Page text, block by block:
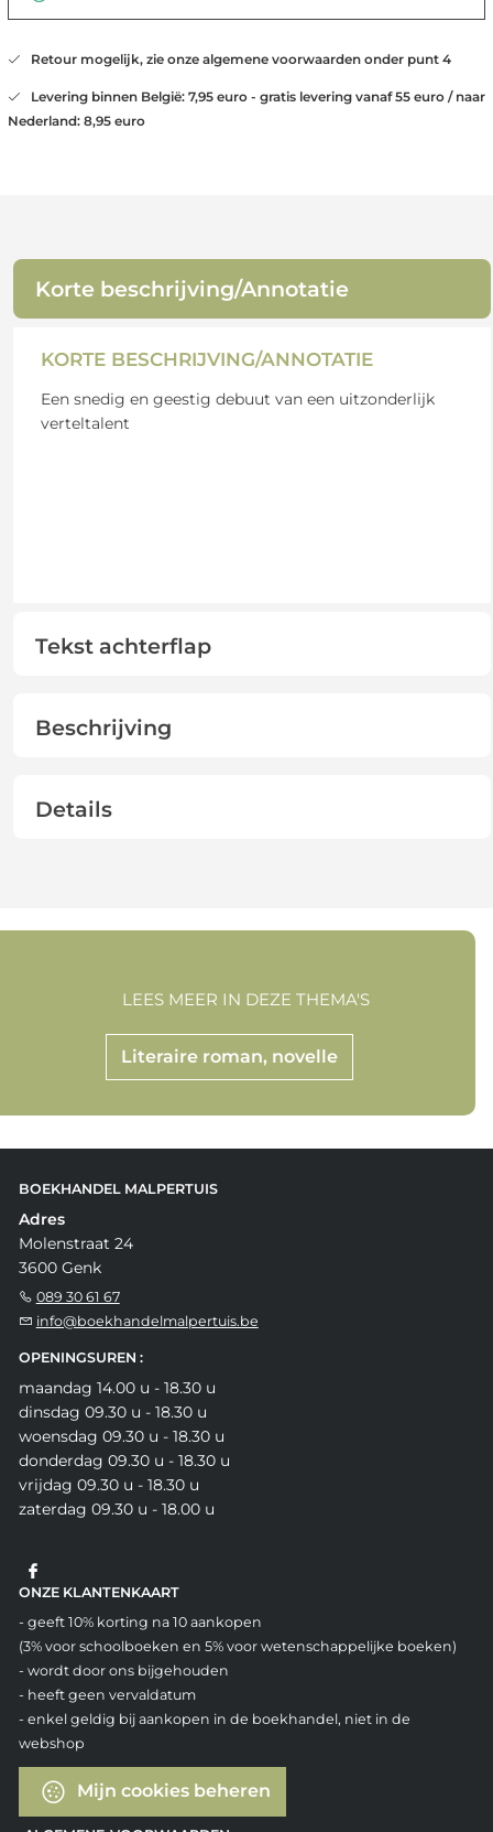
Retour mogelijk, zie onze algemene voorwaarden onder punt 4
Levering binnen België: 7,95 euro - gratis levering vanaf 55 euro / naar
Nederland: 8,95 euro
Korte beschrijving/Annotatie
KORTE BESCHRIJVING/ANNOTATIE
Een snedig en geestig debuut van een uitzonderlijk
verteltalent
Tekst achterflap
Beschrijving
Details
Literaire roman, novelle
LEES MEER IN DEZE THEMA'S
BOEKHANDEL MALPERTUIS
Adres
Molenstraat 24
3600 Genk
089 30 61 67
info@boekhandelmalpertuis.be
OPENINGSUREN :
maandag 14.00 u - 18.30 u
dinsdag 09.30 u - 18.30 u
woensdag 09.30 u - 18.30 u
donderdag 09.30 u - 18.30 u
vrijdag 09.30 u - 18.30 u
zaterdag 09.30 u - 18.00 u
ONZE KLANTENKAART
- geeft 10% korting na 10 aankopen
(3% voor schoolboeken en 5% voor wetenschappelijke boeken)
- wordt door ons bijgehouden
- heeft geen vervaldatum
- enkel geldig bij aankopen in de boekhandel, niet in de
webshop
Mijn cookies beheren